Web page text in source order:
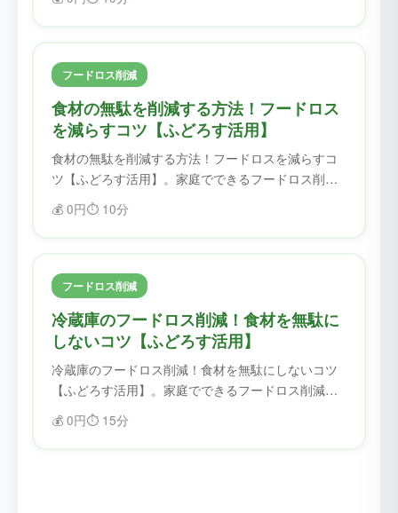
ードロスを削減できます。
フードロス削減
食材の無駄を削減する方法！フードロス
を減らすコツ【ふどろす活用】
食材の無駄を削減する方法！フードロスを減らすコ
ツ【ふどろす活用】。家庭でできるフードロス削減
のコツを紹介。ふどろすを使えば、食材を無駄にせ
ず、フードロスを削減できます。
💰 0円⏱️ 10分
フードロス削減
冷蔵庫のフードロス削減！食材を無駄に
しないコツ【ふどろす活用】
冷蔵庫のフードロス削減！食材を無駄にしないコツ
【ふどろす活用】。家庭でできるフードロス削減の
コツを紹介。ふどろすを使えば、食材を無駄にせ
ず、フードロスを削減できます。
💰 0円⏱️ 15分